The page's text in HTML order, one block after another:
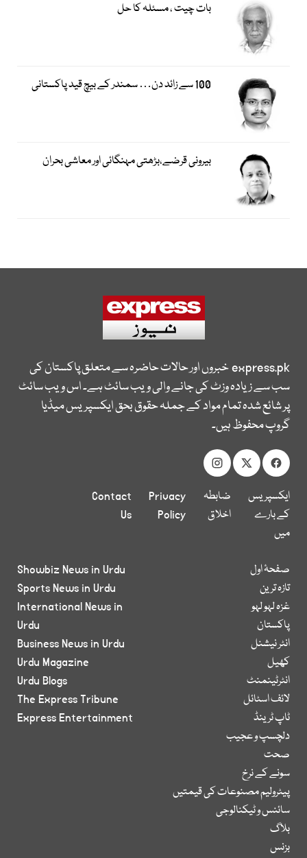
بات چیت ، مسئلہ کا حل
100 سے زائد دن… سمندر کے بیچ قید پاکستانی
بیرونی قرضے،بڑھتی مہنگائی اور معاشی بحران
express.pkخبروں اور حالات حاضرہ سے متعلق پاکستان کی
سب سے زیادہ وزٹ کی جانے والی ویب سائٹ ہے۔ اس ویب سائٹ
پر شائع شدہ تمام مواد کے جملہ حقوق بحق ایکسپریس میڈیا
گروپ محفوظ ہیں۔
ایکسپریس
کے بارے
میں
ضابطہ
اخلاق
Privacy
Policy
Contact
Us
صفحۂ اول
تازہ ترین
غزہ لہو لہو
پاکستان
انٹر نیشنل
کھیل
انٹرٹینمنٹ
لائف اسٹائل
ٹاپ ٹرینڈ
دلچسپ و عجیب
صحت
سونے کے نرخ
پیٹرولیم مصنوعات کی قیمتیں
سائنس و ٹیکنالوجی
بلاگ
بزنس
Showbiz News in Urdu
Sports News in Urdu
International News in
Urdu
Business News in Urdu
Urdu Magazine
Urdu Blogs
The Express Tribune
Express Entertainment